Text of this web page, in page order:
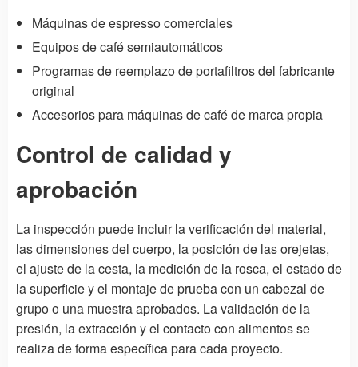
Máquinas de espresso comerciales
Equipos de café semiautomáticos
Programas de reemplazo de portafiltros del fabricante
original
Accesorios para máquinas de café de marca propia
Control de calidad y
aprobación
La inspección puede incluir la verificación del material,
las dimensiones del cuerpo, la posición de las orejetas,
el ajuste de la cesta, la medición de la rosca, el estado de
la superficie y el montaje de prueba con un cabezal de
grupo o una muestra aprobados. La validación de la
presión, la extracción y el contacto con alimentos se
realiza de forma específica para cada proyecto.